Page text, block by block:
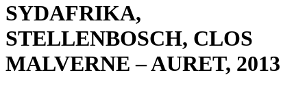
SYDAFRIKA,
STELLENBOSCH, CLOS
MALVERNE – AURET, 2013